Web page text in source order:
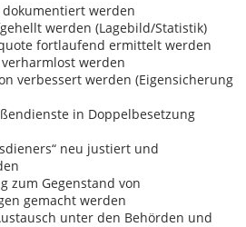
werden
werden (Lagebild/Statistik)
fortlaufend ermittelt werden
werden
verbessert werden (Eigensicherung
in Doppelbesetzung
neu justiert und
zum Gegenstand von
gemacht werden
unter den Behörden und